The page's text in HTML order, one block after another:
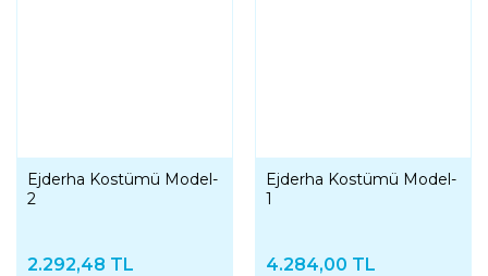
Ejderha Kostümü Model-
2
2.292,48 TL
Ejderha Kostümü Model-
1
4.284,00 TL